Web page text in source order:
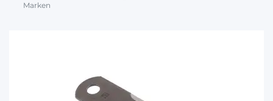
Marken